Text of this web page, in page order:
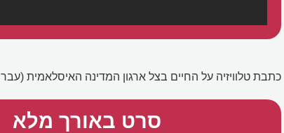
כתבת טלוויזיה על החיים בצל ארגון המדינה האיסלאמית
סרט באורך מלא